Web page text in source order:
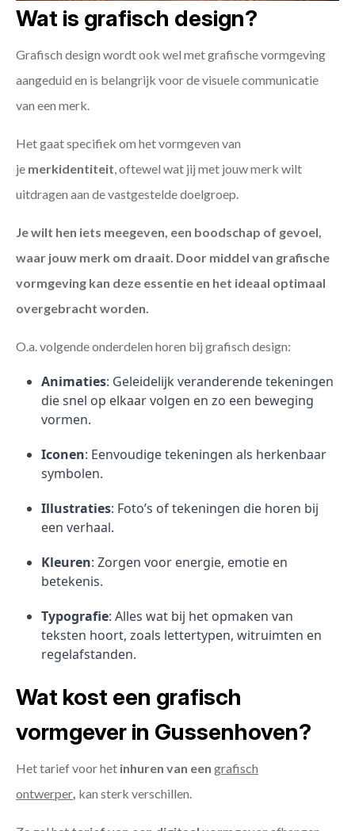
Wat is grafisch design?
Grafisch design wordt ook wel met grafische vormgeving
aangeduid en is belangrijk voor de visuele communicatie
van een merk.
Het gaat specifiek om het vormgeven van
je merkidentiteit , oftewel wat jij met jouw merk wilt
uitdragen aan de vastgestelde doelgroep.
Je wilt hen iets meegeven, een boodschap of gevoel,
waar jouw merk om draait. Door middel van grafische
vormgeving kan deze essentie en het ideaal optimaal
overgebracht worden.
O.a. volgende onderdelen horen bij grafisch design:
Animaties: Geleidelijk veranderende tekeningen
die snel op elkaar volgen en zo een beweging
vormen.
Iconen: Eenvoudige tekeningen als herkenbaar
symbolen.
Illustraties: Foto’s of tekeningen die horen bij
een verhaal.
Kleuren: Zorgen voor energie, emotie en
betekenis.
Typografie: Alles wat bij het opmaken van
teksten hoort, zoals lettertypen, witruimten en
regelafstanden.
Wat kost een grafisch
vormgever in Gussenhoven?
Het tarief voor het inhuren van een grafisch
ontwerper kan sterk verschillen.